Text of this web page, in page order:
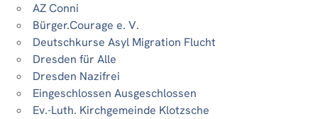
AZ Conni
Bürger.Courage e. V.
Deutschkurse Asyl Migration Flucht
Dresden für Alle
Dresden Nazifrei
Eingeschlossen Ausgeschlossen
Ev.-Luth. Kirchgemeinde Klotzsche